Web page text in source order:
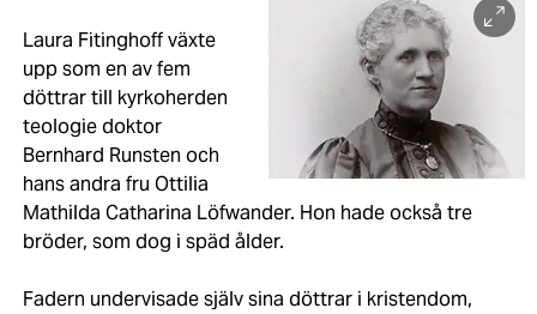
Laura Fitinghoff växte
upp som en av fem
döttrar till kyrkoherden
teologie doktor
Bernhard Runsten och
hans andra fru Ottilia
Mathilda Catharina Löfwander. Hon hade också tre
bröder, som dog i späd ålder.
Fadern undervisade själv sina döttrar i kristendom,